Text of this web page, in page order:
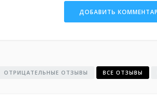
ОТРИЦАТЕЛЬНЫЕ ОТЗЫВЫ ВСЕ ОТЗЫВЫ